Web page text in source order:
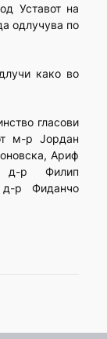
Уставот на
одлучува по
како во
гласови
м-р Јордан
Ариф
д-р Филип
д-р Фиданчо